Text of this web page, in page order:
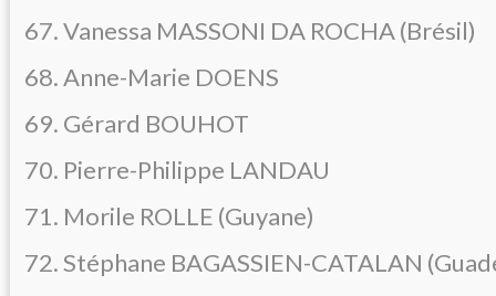
67. Vanessa MASSONI DA ROCHA (Brésil)
68. Anne-Marie DOENS
69. Gérard BOUHOT
70. Pierre-Philippe LANDAU
71. Morile ROLLE (Guyane)
72. Stéphane BAGASSIEN-CATALAN